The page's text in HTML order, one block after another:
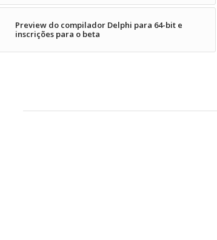
Preview do compilador Delphi para 64-bit e
inscrições para o beta